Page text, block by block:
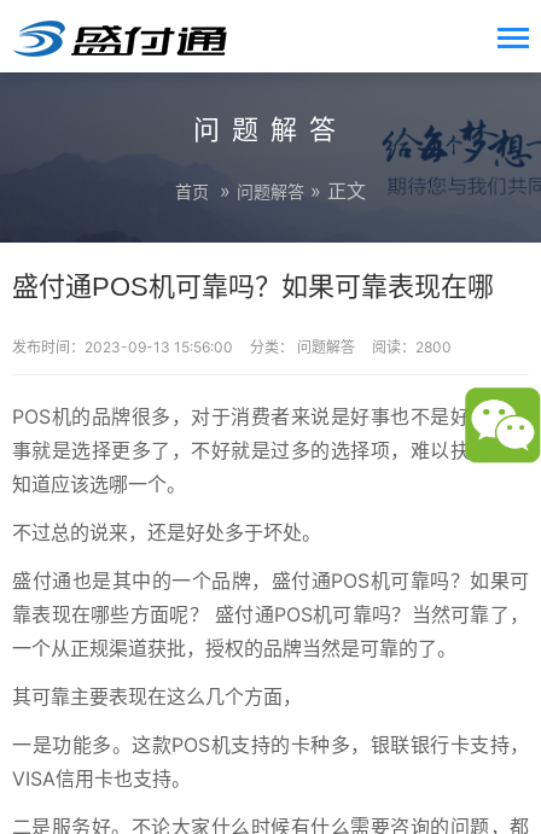
问题解答
首页 » 问题解答 » 正文
盛付通POS机可靠吗？如果可靠表现在哪
发布时间：2023-09-13 15:56:00 分类： 问题解答 阅读：2800
POS机的品牌很多，对于消费者来说是好事也不是好事，好
事就是选择更多了，不好就是过多的选择项，难以抉择，不
知道应该选哪一个。
不过总的说来，还是好处多于坏处。
盛付通也是其中的一个品牌，盛付通POS机可靠吗？如果可
靠表现在哪些方面呢？ 盛付通POS机可靠吗？当然可靠了，
一个从正规渠道获批，授权的品牌当然是可靠的了。
其可靠主要表现在这么几个方面，
一是功能多。这款POS机支持的卡种多，银联银行卡支持，
VISA信用卡也支持。
二是服务好。不论大家什么时候有什么需要咨询的问题，都